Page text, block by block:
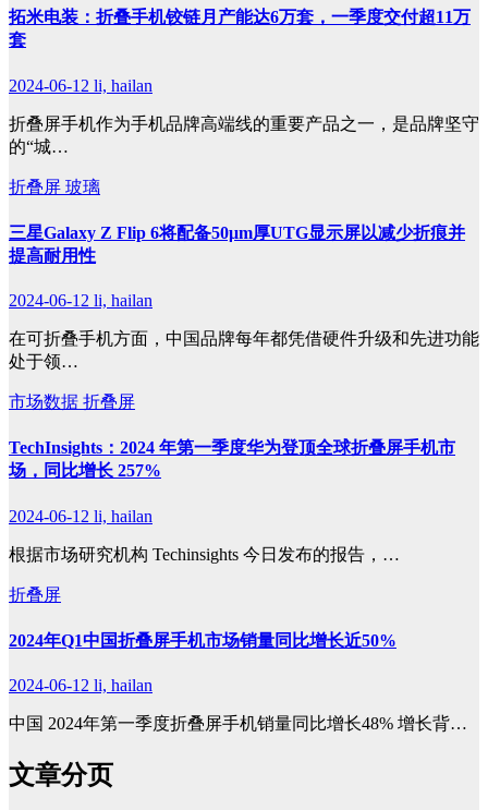
拓米电装：折叠手机铰链月产能达6万套，一季度交付超11万
套
2024-06-12 li, hailan
折叠屏手机作为手机品牌高端线的重要产品之一，是品牌坚守
的“城…
折叠屏 玻璃
三星Galaxy Z Flip 6将配备50μm厚UTG显示屏以减少折痕并
提高耐用性
2024-06-12 li, hailan
在可折叠手机方面，中国品牌每年都凭借硬件升级和先进功能
处于领…
市场数据 折叠屏
TechInsights：2024 年第一季度华为登顶全球折叠屏手机市
场，同比增长 257%
2024-06-12 li, hailan
根据市场研究机构 Techinsights 今日发布的报告，…
折叠屏
2024年Q1中国折叠屏手机市场销量同比增长近50%
2024-06-12 li, hailan
中国 2024年第一季度折叠屏手机销量同比增长48% 增长背…
文章分页